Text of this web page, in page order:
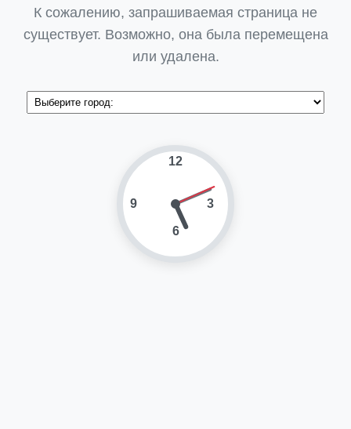
К сожалению, запрашиваемая страница не
существует. Возможно, она была перемещена
или удалена.
12
3
6
9